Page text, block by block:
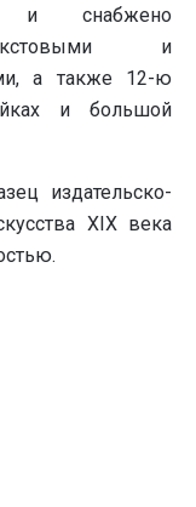
и снабжено
и
а также 12-ю
и большой
издательско-
XIX века